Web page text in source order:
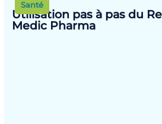
Utilisation pas à pas du
Medic Pharma
Santé